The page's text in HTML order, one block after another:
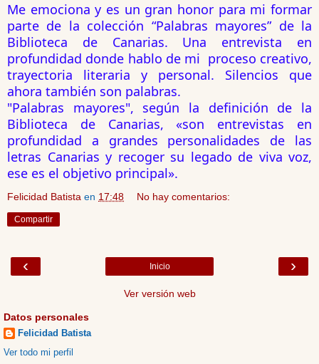
Me emociona y es un gran honor para mi formar
parte de la colección “Palabras mayores” de la
Biblioteca de Canarias. Una entrevista en
profundidad donde hablo de mi  proceso creativo,
trayectoria literaria y personal. Silencios que
ahora también son palabras.
"Palabras mayores", según la definición de la
Biblioteca de Canarias, «son entrevistas en
profundidad a grandes personalidades de las
letras Canarias y recoger su legado de viva voz,
ese es el objetivo principal».
Felicidad Batista en 17:48 No hay comentarios:
Compartir
‹ ›
Inicio
Ver versión web
Datos personales
Felicidad Batista
Ver todo mi perfil